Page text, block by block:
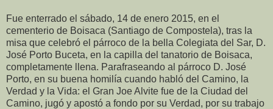
Fue enterrado el sábado, 14 de enero 2015, en el
cementerio de Boisaca (Santiago de Compostela), tras la
misa que celebró el párroco de la bella Colegiata del Sar, D.
José Porto Buceta, en la capilla del tanatorio de Boisaca,
completamente llena. Parafraseando al párroco D. José
Porto, en su buena homilía cuando habló del Camino, la
Verdad y la Vida: el Gran Joe Alvite fue de la Ciudad del
Camino, jugó y apostó a fondo por su Verdad, por su trabajo